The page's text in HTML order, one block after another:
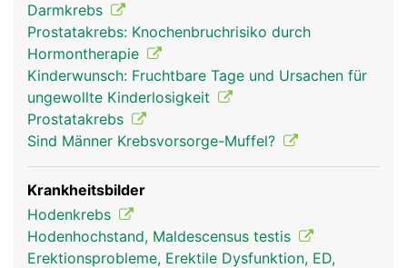
Darmkrebs
Prostatakrebs: Knochenbruchrisiko durch
Hormontherapie
Kinderwunsch: Fruchtbare Tage und Ursachen für
ungewollte Kinderlosigkeit
Prostatakrebs
Sind Männer Krebsvorsorge-Muffel?
Krankheitsbilder
Hodenkrebs
Hodenhochstand, Maldescensus testis
Erektionsprobleme, Erektile Dysfunktion, ED,